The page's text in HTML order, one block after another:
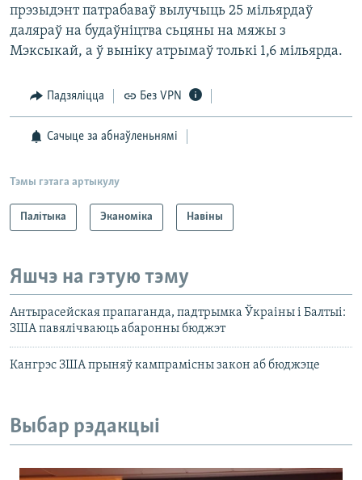
прэзыдэнт патрабаваў вылучыць 25 мільярдаў
даляраў на будаўніцтва сьцяны на мяжы з
Мэксыкай, а ў выніку атрымаў толькі 1,6 мільярда.
Падзяліцца Без VPN
Сачыце за абнаўленьнямі
Тэмы гэтага артыкулу
Палітыка Эканоміка Навіны
Яшчэ на гэтую тэму
Антырасейская прапаганда, падтрымка Ўкраіны і Балтыі:
ЗША павялічваюць абаронны бюджэт
Кангрэс ЗША прыняў кампрамісны закон аб бюджэце
Выбар рэдакцыі